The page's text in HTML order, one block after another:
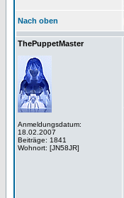
Nach oben
ThePuppetMaster
Anmeldungsdatum:
18.02.2007
Beiträge: 1841
Wohnort: [JN58JR]